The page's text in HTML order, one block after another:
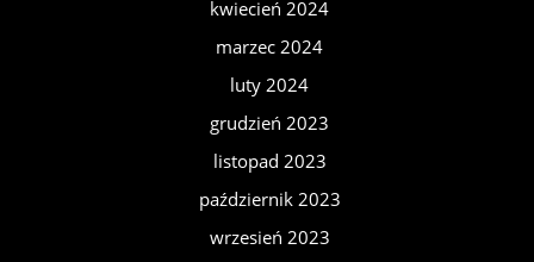
kwiecień 2024
marzec 2024
luty 2024
grudzień 2023
listopad 2023
październik 2023
wrzesień 2023